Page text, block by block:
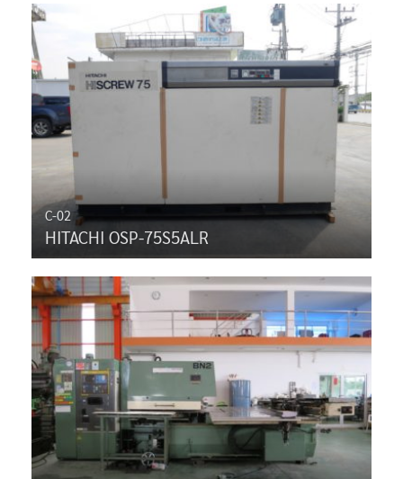
C-02
HITACHI OSP-75S5ALR